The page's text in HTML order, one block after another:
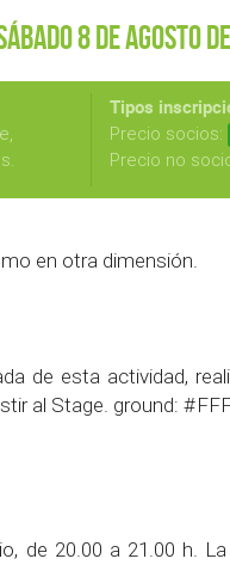
8 de Agosto
Tipos
Precio socios:
Precio no
en otra dimensión.
de esta actividad,
al Stage. ground:
de 20.00 a 21.00 h.